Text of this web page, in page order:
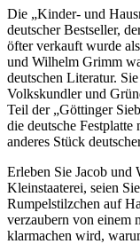
Die „Kinder- und
deutscher Bestseller,
öfter verkauft wurde
und Wilhelm Grimm
deutschen Literatur.
Volkskundler und
Teil der „Göttinger
die deutsche Festplatte
anderes Stück
Erleben Sie Jacob und
Kleinstaaterei, seien
Rumpelstilzchen auf
verzaubern von einem
klarmachen wird,